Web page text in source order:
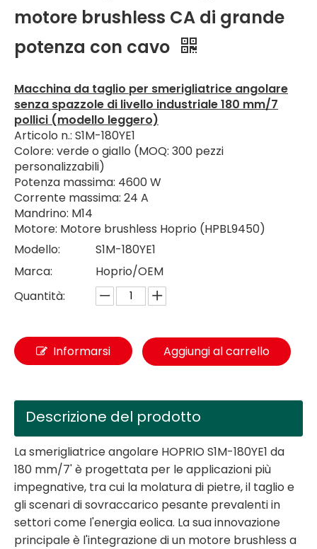
motore brushless CA di grande
potenza con cavo
Macchina da taglio per smerigliatrice angolare
senza spazzole di livello industriale 180 mm/7
pollici (modello leggero)
Articolo n.: S1M-180YE1
Colore: verde o giallo (MOQ: 300 pezzi
personalizzabili)
Potenza massima: 4600 W
Corrente massima: 24 A
Mandrino: M14
Motore: Motore brushless Hoprio (HPBL9450)
Modello:
S1M-180YE1
Marca:
Hoprio/OEM
Quantità:
Informarsi Aggiungi al carrello
Descrizione del prodotto
La smerigliatrice angolare HOPRIO S1M-180YE1 da
180 mm/7' è progettata per le applicazioni più
impegnative, tra cui la molatura di pietre, il taglio e
gli scenari di sovraccarico pesante prevalenti in
settori come l'energia eolica. La sua innovazione
principale è l'integrazione di un motore brushless a